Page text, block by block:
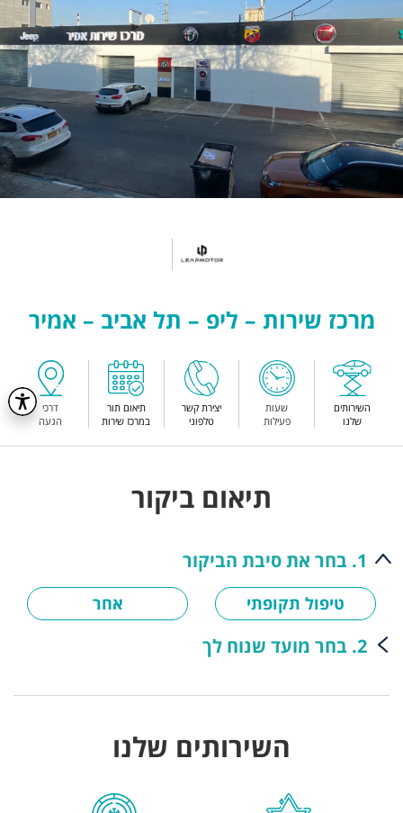
מרכז שירות – ליפ – תל אביב – אמיר
השירותים
שלנו
שעות
פעילות
יצירת קשר
טלפוני
תיאום תור
במרכז שירות
דרכי
הגעה
תיאום ביקור
1. בחר את סיבת הביקור
טיפול תקופתי אחר
2. בחר מועד שנוח לך
השירותים שלנו